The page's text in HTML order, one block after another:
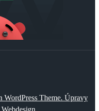
Theme. Úpravy